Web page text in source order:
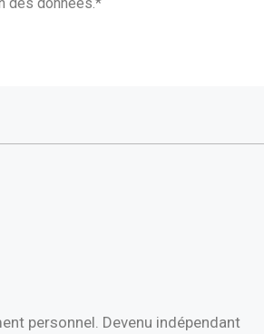
personnel. Devenu indépendant